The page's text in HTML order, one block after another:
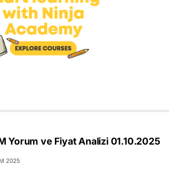
Yorum ve Fiyat Analizi 01.10.2025
2025